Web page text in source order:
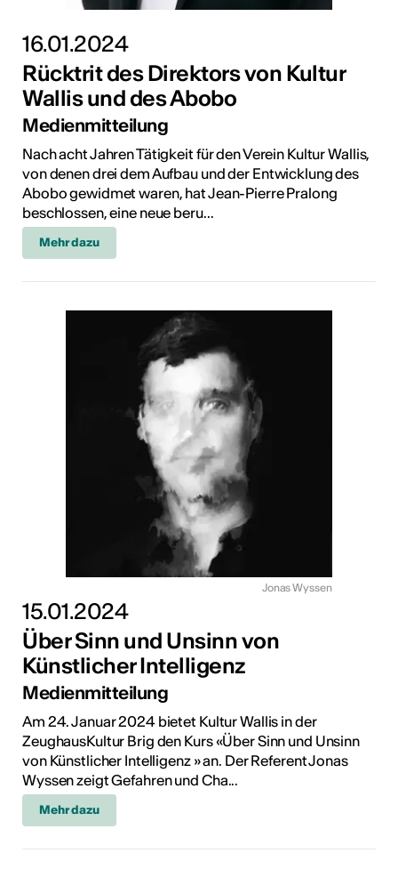
16.01.2024
Rücktrit des Direktors von Kultur
Wallis und des Abobo
Medienmitteilung
Nach acht Jahren Tätigkeit für den Verein Kultur Wallis,
von denen drei dem Aufbau und der Entwicklung des
Abobo gewidmet waren, hat Jean-Pierre Pralong
beschlossen, eine neue beru...
Mehr dazu
Jonas Wyssen
15.01.2024
Über Sinn und Unsinn von
Künstlicher Intelligenz
Medienmitteilung
Am 24. Januar 2024 bietet Kultur Wallis in der
ZeughausKultur Brig den Kurs «Über Sinn und Unsinn
von Künstlicher Intelligenz » an. Der Referent Jonas
Wyssen zeigt Gefahren und Cha...
Mehr dazu